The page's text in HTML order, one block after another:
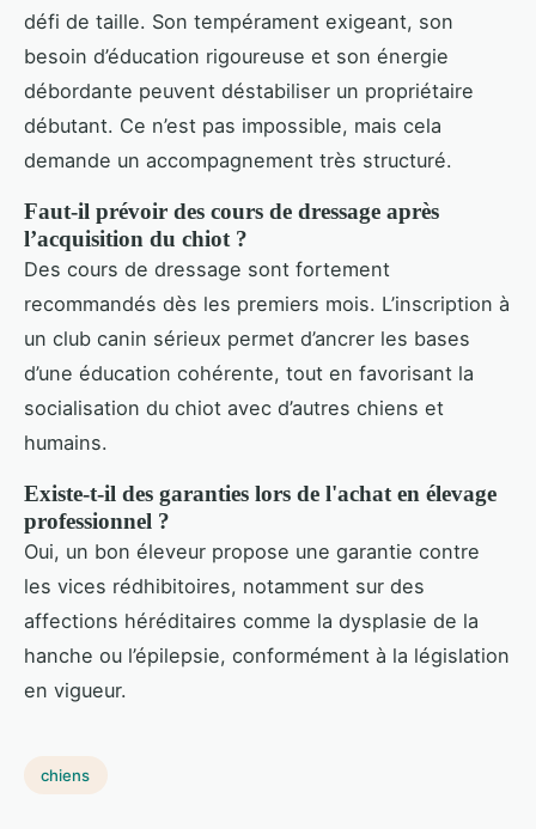
défi de taille. Son tempérament exigeant, son
besoin d’éducation rigoureuse et son énergie
débordante peuvent déstabiliser un propriétaire
débutant. Ce n’est pas impossible, mais cela
demande un accompagnement très structuré.
Faut-il prévoir des cours de dressage après
l’acquisition du chiot ?
Des cours de dressage sont fortement
recommandés dès les premiers mois. L’inscription à
un club canin sérieux permet d’ancrer les bases
d’une éducation cohérente, tout en favorisant la
socialisation du chiot avec d’autres chiens et
humains.
Existe-t-il des garanties lors de l'achat en élevage
professionnel ?
Oui, un bon éleveur propose une garantie contre
les vices rédhibitoires, notamment sur des
affections héréditaires comme la dysplasie de la
hanche ou l’épilepsie, conformément à la législation
en vigueur.
chiens